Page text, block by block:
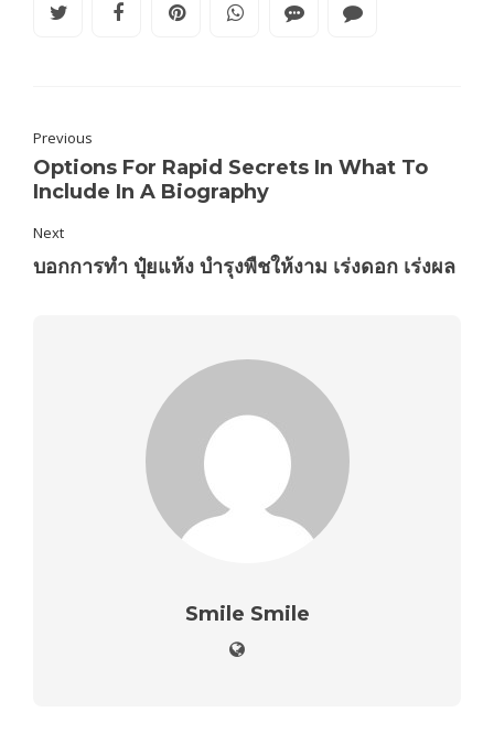
Previous
Options For Rapid Secrets In What To
Include In A Biography
Next
บอกการทำ ปุ๋ยแห้ง บำรุงพืชให้งาม เร่งดอก เร่งผล
Smile Smile